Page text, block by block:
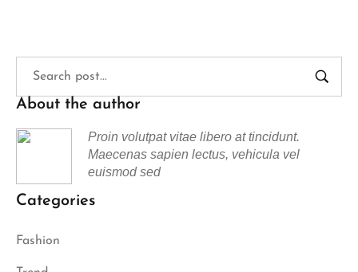
About the author
Proin volutpat vitae libero at tincidunt.
Maecenas sapien lectus, vehicula vel
euismod sed
Categories
Fashion